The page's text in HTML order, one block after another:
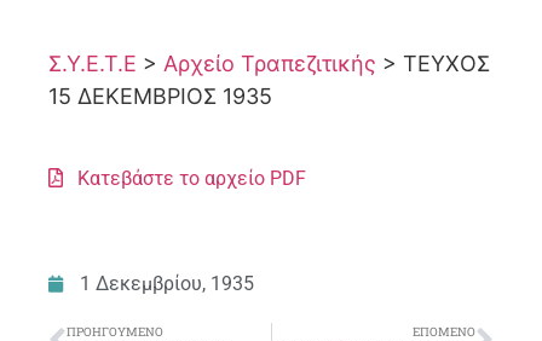
Σ.Υ.Ε.Τ.Ε > Αρχείο Τραπεζιτικής > ΤΕΥΧΟΣ
15 ΔΕΚΕΜΒΡΙΟΣ 1935
Κατεβάστε το αρχείο PDF
1 Δεκεμβρίου, 1935
ΠΡΟΗΓΟΎΜΕΝΟ
ΕΠΌΜΕΝΟ